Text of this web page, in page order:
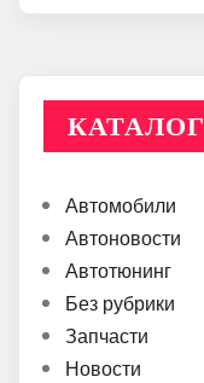
КАТАЛОГ
Автомобили
Автоновости
Автотюнинг
Без рубрики
Запчасти
Новости